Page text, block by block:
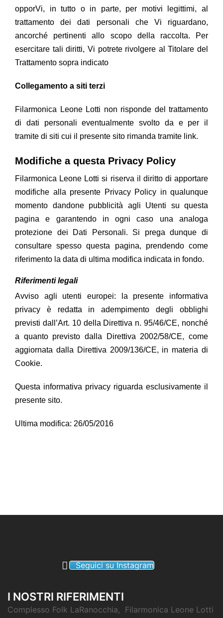
opporVi, in tutto o in parte, per motivi legittimi, al
trattamento dei dati personali che Vi riguardano,
ancorché pertinenti allo scopo della raccolta. Per
esercitare tali diritti, Vi potrete rivolgere al Titolare del
Trattamento sopra indicato
Collegamento a siti terzi
Filarmonica Leone Lotti non risponde del trattamento
di dati personali eventualmente svolto da e per il
tramite di siti cui il presente sito rimanda tramite link.
Modifiche a questa Privacy Policy
Filarmonica Leone Lotti si riserva il diritto di apportare
modifiche alla presente Privacy Policy in qualunque
momento dandone pubblicità agli Utenti su questa
pagina e garantendo in ogni caso una analoga
protezione dei Dati Personali. Si prega dunque di
consultare spesso questa pagina, prendendo come
riferimento la data di ultima modifica indicata in fondo.
Riferimenti legali
Avviso agli utenti europei: la presente informativa
privacy è redatta in adempimento degli obblighi
previsti dall’Art. 10 della Direttiva n. 95/46/CE, nonché
a quanto previsto dalla Direttiva 2002/58/CE, come
aggiornata dalla Direttiva 2009/136/CE, in materia di
Cookie.
Questa informativa privacy riguarda esclusivamente il
presente sito.
Ultima modifica: 26/05/2016
Seguici su Instagram
I NOSTRI RIFERIMENTI
Complesso Folk LaRanocchia, Filarmonica Leone Lotti